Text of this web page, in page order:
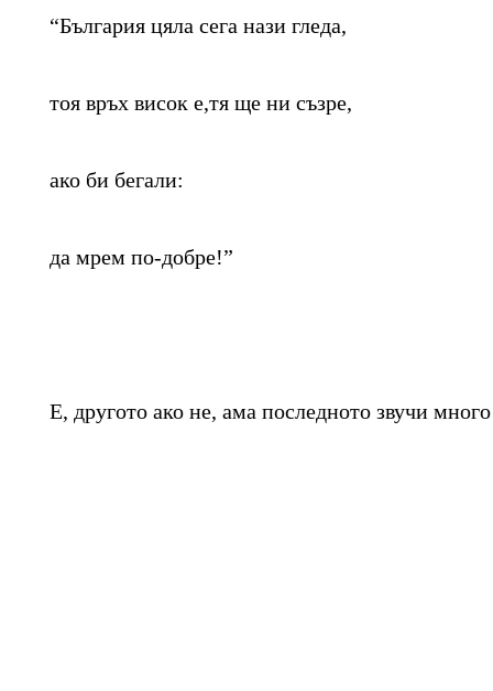
“България цяла сега нази гледа,
тоя връх висок е,тя ще ни съзре,
ако би бегали:
да мрем по-добре!”
Е, другото ако не, ама последното звучи